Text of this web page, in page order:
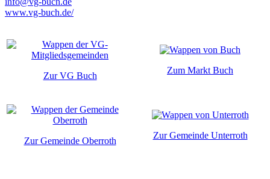
www.vg-buch.de/
Zur VG Buch
Zum Markt Buch
Zur Gemeinde Oberroth
Zur Gemeinde Unterroth